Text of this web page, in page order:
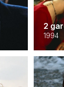
2
1994